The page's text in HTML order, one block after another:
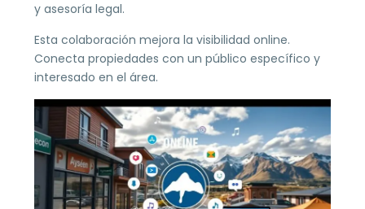
y asesoría legal.
Esta colaboración mejora la visibilidad online.
Conecta propiedades con un público específico y
interesado en el área.